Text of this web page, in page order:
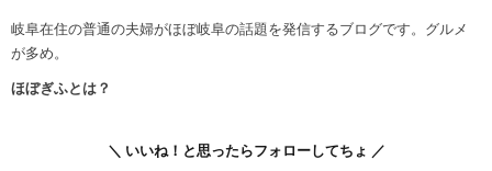
岐阜在住の普通の夫婦がほぼ岐阜の話題を発信するブログです。グルメ
が多め。
ほぼぎふとは？
＼ いいね！と思ったらフォローしてちょ ／